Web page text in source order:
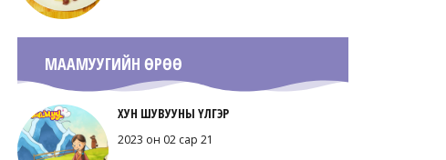
МААМУУГИЙН ӨРӨӨ
ХУН ШУВУУНЫ ҮЛГЭР
2023 он 02 сар 21